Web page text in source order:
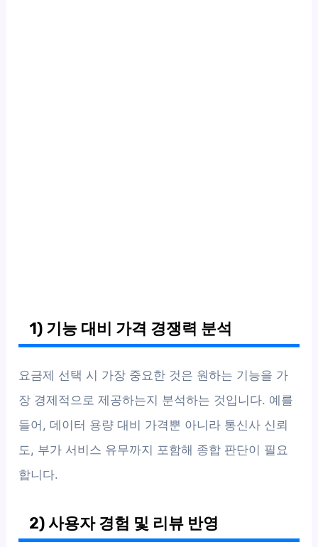
1) 기능 대비 가격 경쟁력 분석
요금제 선택 시 가장 중요한 것은 원하는 기능을 가
장 경제적으로 제공하는지 분석하는 것입니다. 예를
들어, 데이터 용량 대비 가격뿐 아니라 통신사 신뢰
도, 부가 서비스 유무까지 포함해 종합 판단이 필요
합니다.
2) 사용자 경험 및 리뷰 반영